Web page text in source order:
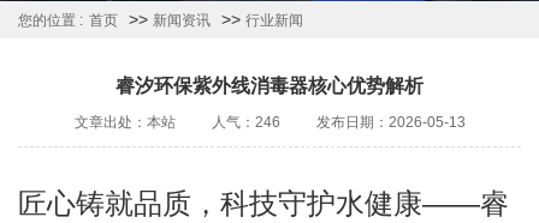
您的位置 : 首页 >> 新闻资讯 >> 行业新闻
睿汐环保紫外线消毒器核心优势解析
文章出处：本站 人气：246 发布日期：2026-05-13
匠心铸就品质，科技守护水健康——睿